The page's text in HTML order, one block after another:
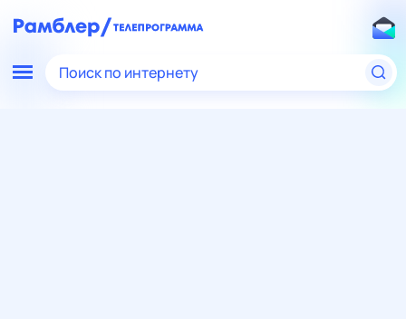
Поиск по интернету